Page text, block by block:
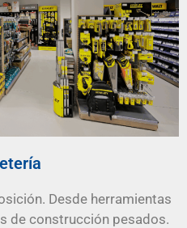
Desde herramientas
de construcción pesados.